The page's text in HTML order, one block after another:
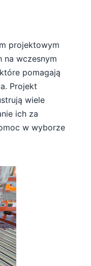
projektowym
na wczesnym
pomagają
Projekt
wiele
ich za
w wyborze